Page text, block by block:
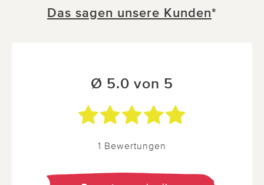
Das sagen unsere Kunden*
Ø 5.0 von 5
1 Bewertungen